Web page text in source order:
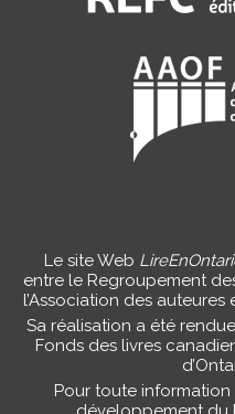
Le site Web
entre le Regroupement
l’Association des auteures
Sa réalisation a été
Fonds des livres
Pour toute